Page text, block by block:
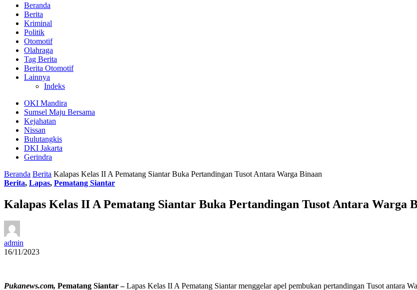
Beranda
Berita
Kriminal
Politik
Otomotif
Olahraga
Tag Berita
Berita Otomotif
Lainnya
Indeks
OKI Mandira
Sumsel Maju Bersama
Kejahatan
Nissan
Bulutangkis
DKI Jakarta
Gerindra
Beranda Berita Kalapas Kelas II A Pematang Siantar Buka Pertandingan Tusot Antara Warga Binaan
Berita, Lapas, Pematang Siantar
Kalapas Kelas II A Pematang Siantar Buka Pertandingan Tusot Antara Warga
admin
16/11/2023
Pukanews.com, Pematang Siantar –Lapas Kelas II A Pematang Siantar menggelar apel pembukan pertandingan Tusot antara